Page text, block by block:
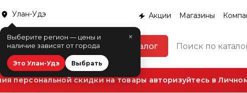
Улан-Удэ
×
Выберите регион — цены и
наличие зависят от города
Это Улан-Удэ Выбрать
Акции Магазины
Каталог
персональной скидки на товары авторизуйтесь в Личном